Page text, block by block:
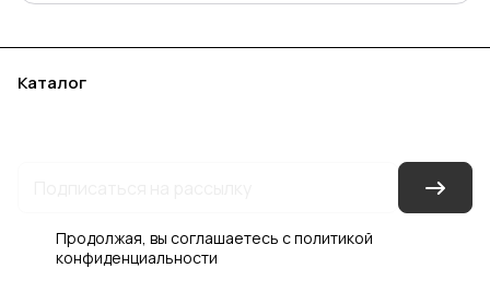
Каталог
Продолжая, вы соглашаетесь сполитикой
конфиденциальности